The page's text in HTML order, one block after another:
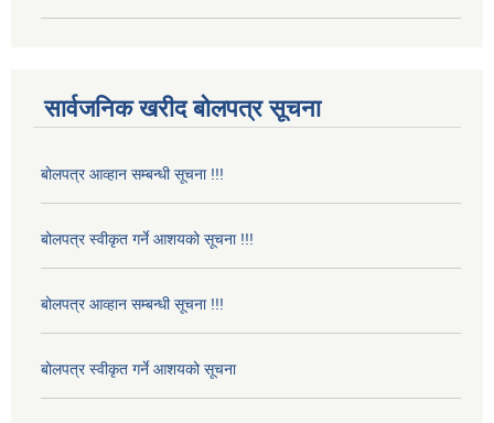
सार्वजनिक खरीद बोलपत्र सूचना
बोलपत्र आव्हान सम्बन्धी सूचना !!!
बोलपत्र स्वीकृत गर्ने आशयको सूचना !!!
बोलपत्र आव्हान सम्बन्धी सूचना !!!
बोलपत्र स्वीकृत गर्ने आशयको सूचना